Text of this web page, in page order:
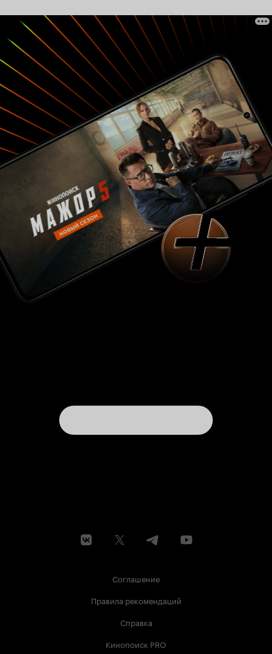
Соглашение
Правила рекомендаций
Справка
Кинопоиск PRO